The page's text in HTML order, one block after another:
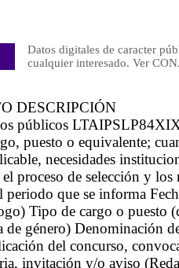
Datos digitales de caracter
cualquier interesado. Ver
DESCRIPCIÓN
públicos
puesto o equivalente;
necesidades
proceso de selección y
que se informa
Tipo de cargo o
de género) Denominación
del concurso,
invitación y/o aviso